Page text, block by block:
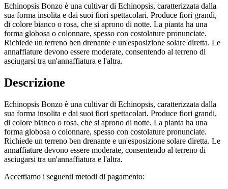
Echinopsis Bonzo è una cultivar di Echinopsis, caratterizzata dalla
sua forma insolita e dai suoi fiori spettacolari. Produce fiori grandi,
di colore bianco o rosa, che si aprono di notte. La pianta ha una
forma globosa o colonnare, spesso con costolature pronunciate.
Richiede un terreno ben drenante e un'esposizione solare diretta. Le
annaffiature devono essere moderate, consentendo al terreno di
asciugarsi tra un'annaffiatura e l'altra.
Descrizione
Echinopsis Bonzo è una cultivar di Echinopsis, caratterizzata dalla
sua forma insolita e dai suoi fiori spettacolari. Produce fiori grandi,
di colore bianco o rosa, che si aprono di notte. La pianta ha una
forma globosa o colonnare, spesso con costolature pronunciate.
Richiede un terreno ben drenante e un'esposizione solare diretta. Le
annaffiature devono essere moderate, consentendo al terreno di
asciugarsi tra un'annaffiatura e l'altra.
Accettiamo i seguenti metodi di pagamento: